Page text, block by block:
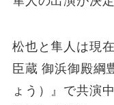
松也と隼人は現
臣蔵 御浜御殿綱
ょう）』で共演